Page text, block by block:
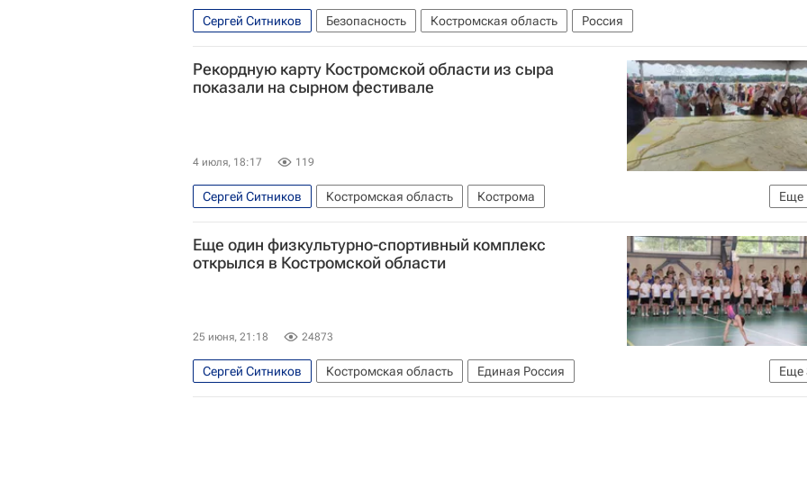
Сергей Ситников Безопасность Костромская область Россия
Рекордную карту Костромской области из сыра
показали на сырном фестивале
4 июля, 18:17 119
Еще
Сергей Ситников Костромская область
Кострома
Министерство промышленности и торговли РФ (Минпромторг России)
Еще один физкультурно-спортивный комплекс
открылся в Костромской области
25 июня, 21:18 24873
Еще
Сергей Ситников Костромская область
Единая Россия
Костромская областная Дума
Мантурово Костромская область